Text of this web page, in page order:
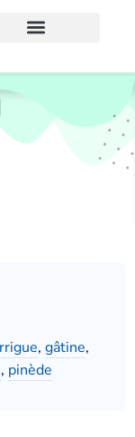
, gâtine,
, pinède